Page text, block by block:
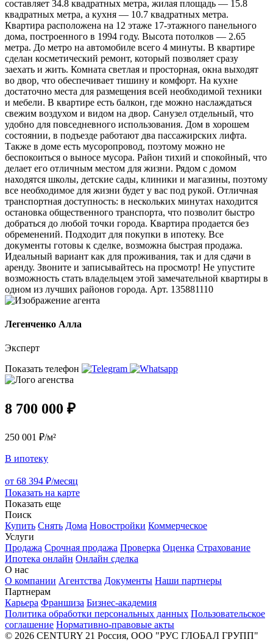
составляет 34.8 квадратных метра, жилая площадь — 15.8
квадратных метра, а кухня — 10.7 квадратных метра.
Квартира расположена на 12 этаже 17-этажного панельного
дома, построенного в 1994 году. Высота потолков — 2.65
метра. До метро на автомобиле всего 4 минуты. В квартире
сделан косметический ремонт, который позволяет сразу
заехать и жить. Комната светлая и просторная, окна выходят
во двор, что обеспечивает тишину и комфорт. На кухне
достаточно места для размещения всей необходимой техники
и мебели. В квартире есть балкон, где можно наслаждаться
свежим воздухом и видом на двор. Санузел отдельный, что
удобно для повседневного использования. Дом в хорошем
состоянии, в подъезде работают два пассажирских лифта.
Также в доме есть мусоропровод, поэтому можно не
беспокоиться о выносе мусора. Район тихий и спокойный, что
делает его отличным местом для жизни. Рядом с домом
находятся школы, детские сады, клиники и магазины, поэтому
все необходимое для жизни будет у вас под рукой. Отличная
транспортная доступность: в нескольких минутах находится
остановка общественного транспорта, что позволит быстро
добраться до любой точки города. Квартира продается без
обременений. Подходит для покупки в ипотеку. Все
документы готовы к сделке, возможна быстрая продажа.
Идеальный вариант как для проживания, так и для сдачи в
аренду. Звоните и записывайтесь на просмотр! Не упустите
возможность стать владельцем этой замечательной квартиры в
одном из лучших районов города. Арт. 135881110
Легенченко Алла
Эксперт
Показать телефон
8 700 000 ₽
250 001 ₽/м²
В ипотеку
от 68 394 ₽/месяц
Показать на карте
Показать еще
Поиск
Купить Снять Дома Новостройки Коммерческое
Услуги
Продажа Срочная продажа Проверка Оценка Страхование
Ипотека онлайн Онлайн сделка
О нас
О компании Агентства Документы Наши партнеры
Партнерам
Карьера Франшиза Бизнес-академия
Политика обработки персональных данных Пользовательское
соглашение Нормативно-правовые акты
© 2026 CENTURY 21 Россия, ООО "РУС ГЛОБАЛ ГРУПП"